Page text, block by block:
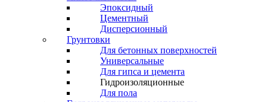
Эпоксидный
Цементный
Дисперсионный
Грунтовки
Для бетонных поверхностей
Универсальные
Для гипса и цемента
Гидроизоляционные
Для пола